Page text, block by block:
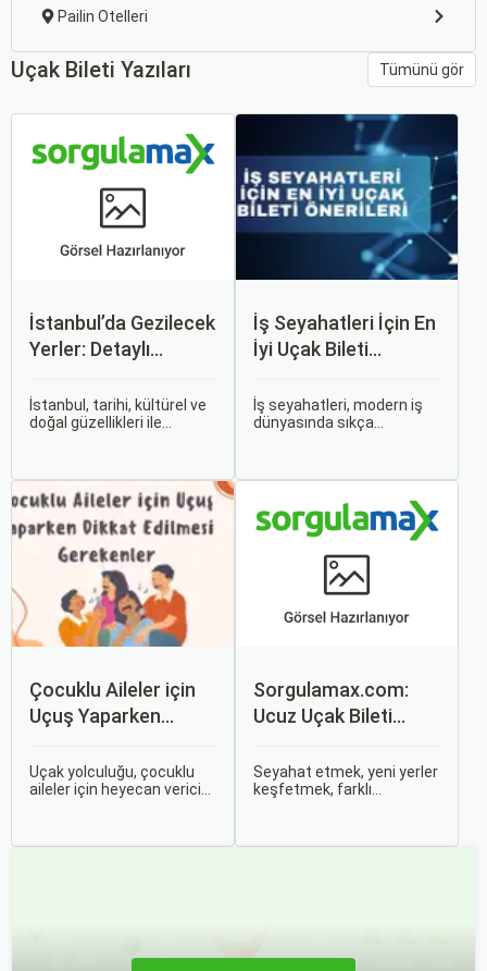
Pailin Otelleri
Uçak Bileti Yazıları Tümünü gör
İstanbul’da Gezilecek
Yerler: Detaylı
İstanbul, tarihi, kültürel ve
doğal güzellikleri ile
binlerce yıllık tarihine
rağmen modern dünyanın
dinamikleriyle uyum içinde
yaşamaktadır.
İş Seyahatleri İçin En
İyi Uçak Bileti
İş seyahatleri, modern iş
dünyasında sıkça
bileti seçimi, seyahatinizin
başarısını doğrudan
Çocuklu Aileler için
Uçuş Yaparken
Gerekenler
Uçak yolculuğu, çocuklu
aileler için heyecan verici
Sorgulamax.com:
Ucuz Uçak Bileti
Seyahat etmek, yeni yerler
keşfetmek, farklı